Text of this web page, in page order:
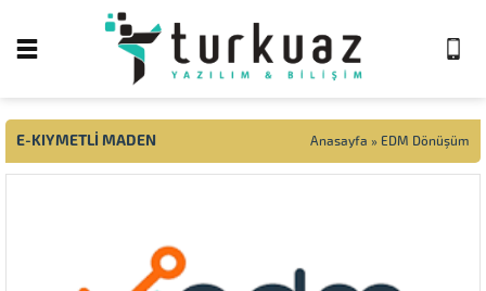
E-KIYMETLI MADEN Anasayfa » EDM Dönüşüm